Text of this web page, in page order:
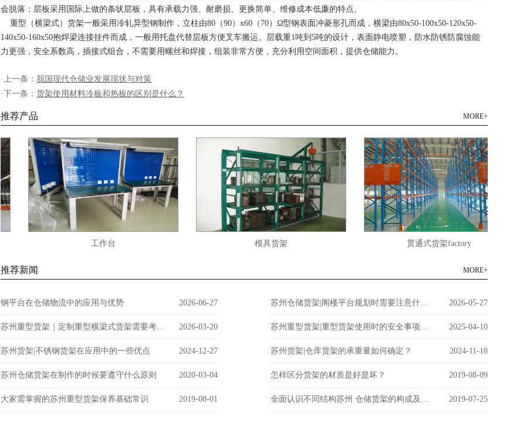
会脱落；层板采用国际上做的条状层板，具有承载力强、耐磨损、更换简单、维修成本低廉的特点。
重型（横梁式）货架一般采用冷轧异型钢制作，立柱由80（90）x60（70）Ω型钢表面冲菱形孔而成，横梁由80x50-100x50-120x50-
140x50-160x50抱焊梁连接挂件而成，一般用托盘代替层板方便叉车搬运。层载重1吨到5吨的设计，表面静电喷塑，防水防锈防腐蚀能
力更强，安全系数高，插接式组合，不需要用螺丝和焊接，组装非常方便，充分利用空间面积，提供仓储能力。
·上一条： 我国现代仓储业发展现状与对策
·下一条： 货架使用材料冷板和热板的区别是什么？
推荐产品 MORE+
工作台 模具货架 贯通式货架factory
推荐新闻 MORE+
钢平台在仓储物流中的应用与优势 2026-06-27 苏州仓储货架|阁楼平台规划时需要注意什么问题？ 2026-05-27
苏州重型货架｜定制重型横梁式货架需要考虑的因素有哪些？ 2026-03-20 苏州重型货架|重型货架使用时的安全事项说明 2025-04-10
苏州货架|不锈钢货架在应用中的一些优点 2024-12-27 苏州货架|仓库货架的承重量如何确定？ 2024-11-18
苏州仓储货架在制作的时候要遵守什么原则 2020-03-04 怎样区分货架的材质是好是坏？ 2019-08-09
大家需掌握的苏州重型货架保养基础常识 2019-08-01 全面认识不同结构苏州 仓储货架的构成及应用 2019-07-25